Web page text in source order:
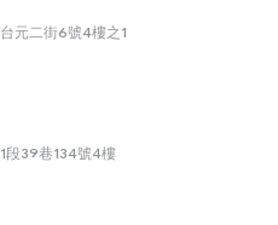
元二街6號4樓之1
段39巷134號4樓